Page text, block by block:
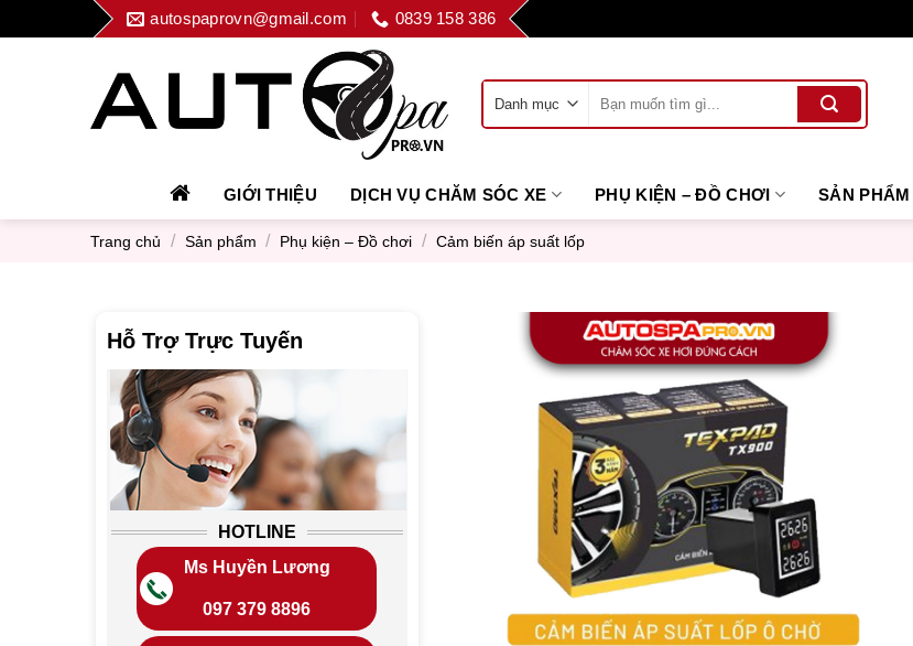
to
autospaprovn@gmail.com 0839 158 386
kiếm:
GIỚI THIỆU DỊCH VỤ CHĂM SÓC XE PHỤ KIỆN – ĐỒ CHƠI SẢN PHẨM
Trang chủ / Sản phẩm / Phụ kiện – Đồ chơi / Cảm biến áp suất lốp
Hỗ Trợ Trực Tuyến
HOTLINE
Ms Huyền Lương
097 379 8896